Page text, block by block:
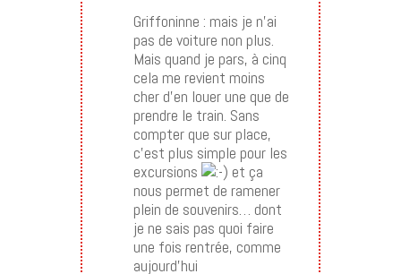
Griffoninne : mais je n’ai
pas de voiture non plus.
Mais quand je pars, à cinq
cela me revient moins
cher d’en louer une que de
prendre le train. Sans
compter que sur place,
c’est plus simple pour les
excursions
et ça
nous permet de ramener
plein de souvenirs… dont
je ne sais pas quoi faire
une fois rentrée, comme
aujourd’hui